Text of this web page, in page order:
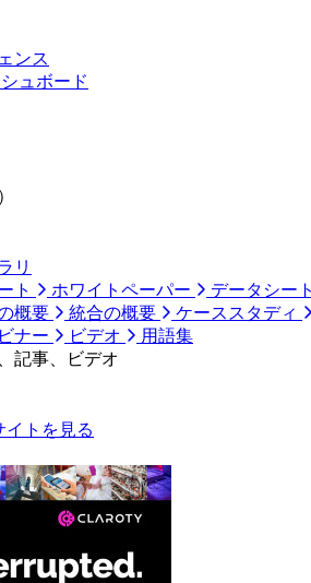
ンス
ュボード
リ
ト ホワイトペーパー
データシー
概要
統合の概要
ケーススタディ
ナー
ビデオ
用語集
記事、ビデオ
イトを見る